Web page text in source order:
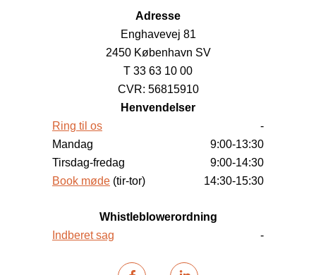
Adresse
Enghavevej 81
2450 København SV
T 33 63 10 00
CVR: 56815910
Henvendelser
Ring til os
-
Mandag
9:00-13:30
Tirsdag-fredag
9:00-14:30
Book møde (tir-tor) 14:30-15:30
Whistleblowerordning
Indberet sag
-